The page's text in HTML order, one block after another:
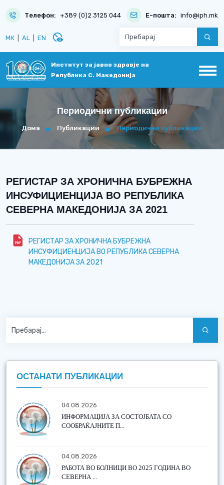
Телефон: +389 (0)2 3125 044 Е-пошта: info@iph.mk
МК AL EN disabled_visible
Институт за јавно здравје на
Република С. Македонија
Периодични публикации
Дома Публикации Периодични публикации
РЕГИСТАР ЗА ХРОНИЧНА БУБРЕЖНА
ИНСУФИЦИЕНЦИЈА ВО РЕПУБЛИКА
СЕВЕРНА МАКЕДОНИЈА ЗА 2021
РЕГИСТАР ЗА ХРОНИЧНА БУБРЕЖНА
ИНСУФИЦИЕНЦИЈА ВО РЕПУБЛИКА СЕВЕРНА
МАКЕДОНИЈА ЗА 2021
ОСТАНАТИ ПУБЛИКАЦИИ
04.08.2026
ИНФОРМАЦИЈА ЗА СОСТОЈБАТА СО
СООБРАЌАЈНИТЕ П...
04.08.2026
РАБОТА ВО БОЛНИЦИ ВО 2025 ГОДИНА ВО
СЕВЕРНА ...